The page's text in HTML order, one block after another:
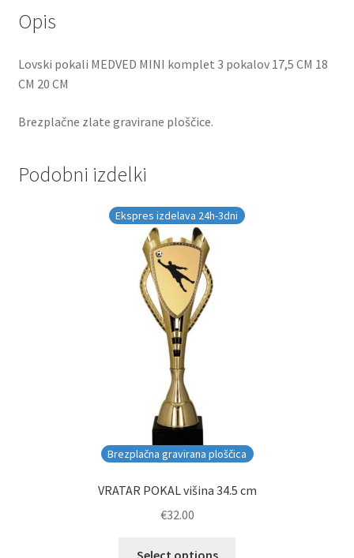
Opis
Lovski pokali MEDVED MINI komplet 3 pokalov 17,5 CM 18
CM 20 CM
Brezplačne zlate gravirane ploščice.
Podobni izdelki
Brezplačna gravirana ploščica
Ekspres izdelava 24h-3dni
VRATAR POKAL višina 34.5 cm
€32.00
Select options